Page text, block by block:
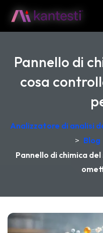
Pannello di
cosa
Analizzatore di analisi
> Blog
Pannello di chimica